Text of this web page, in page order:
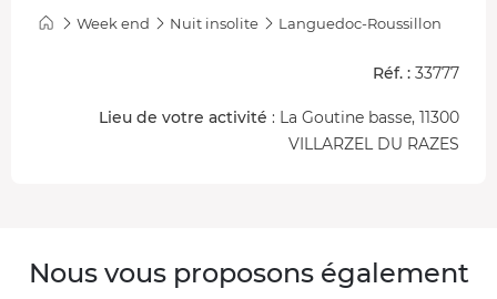
Week end Nuit insolite Languedoc-Roussillon
Réf. : 33777
Lieu de votre activité : La Goutine basse, 11300
VILLARZEL DU RAZES
Nous vous proposons également